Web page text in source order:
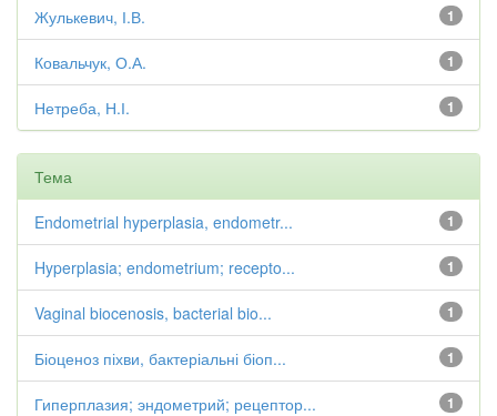
1
Жулькевич, І.В.
1
Ковальчук, О.А.
1
Нетреба, Н.І.
Тема
1
Endometrial hyperplasia, endometr...
1
Hyperplasia; endometrium; recepto...
1
Vaginal biocenosis, bacterial bio...
1
Біоценоз піхви, бактеріальні біоп...
1
Гиперплазия; эндометрий; рецептор...